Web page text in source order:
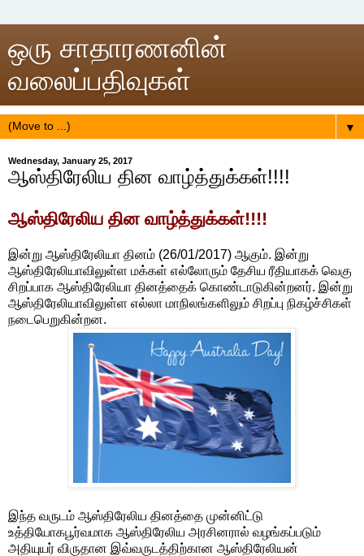
ஒரு சாதாரணனின்
வலைப்பதிவுகள்
▼
Wednesday, January 25, 2017
ஆஸ்திரேலிய தின வாழ்த்துக்கள்!!!!
ஆஸ்திரேலிய தின வாழ்த்துக்கள்!!!!
இன்று ஆஸ்திரேலியா தினம் (26/01/2017) ஆகும். இன்று
ஆஸ்திரேலியாவிலுள்ள மக்கள் எல்லோரும் தேசிய ரீதியாகக் வெகு
சிறப்பாக ஆஸ்திரேலியா தினத்தைக் கொண்டாடுகின்றனர். இன்று
ஆஸ்திரேலியாவிலுள்ள எல்லா மாநிலங்களிலும் சிறப்பு நிகழ்ச்சிகள்
நடைபெறுகின்றன.
இந்த வருடம் ஆஸ்திரேலிய தினத்தை முன்னிட்டு
உத்தியோகபூர்வமாக ஆஸ்திரேலிய அரசினரால் வழங்கப்படும்
அதியுயர் விருதான இவ்வருடத்திற்கான ஆஸ்திரேலியன்